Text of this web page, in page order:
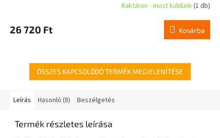
átlagos
értékelése
Raktáron - most küldünk(1 db)
26 720 Ft Kosárba
ÖSSZES KAPCSOLÓDÓ TERMÉK MEGJELENÍTÉSE
Leírás Hasonló (8) Beszélgetés
Termék részletes leírása